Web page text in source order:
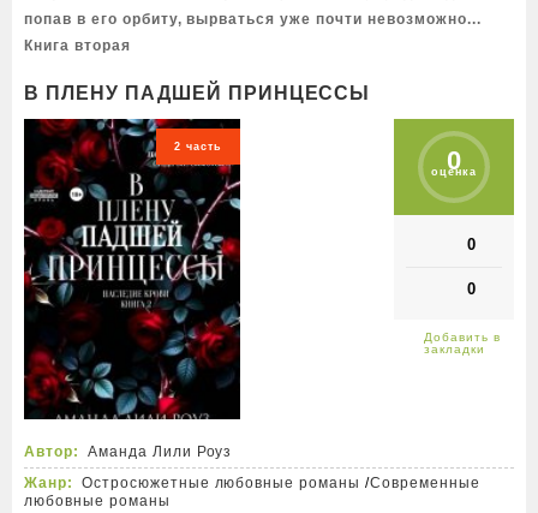
попав в его орбиту, вырваться уже почти невозможно...
Книга вторая
В ПЛЕНУ ПАДШЕЙ ПРИНЦЕССЫ
2 часть 0
оценка
0
0
Автор:
Аманда Лили Роуз
Жанр:
Остросюжетные любовные романы /Современные
любовные романы